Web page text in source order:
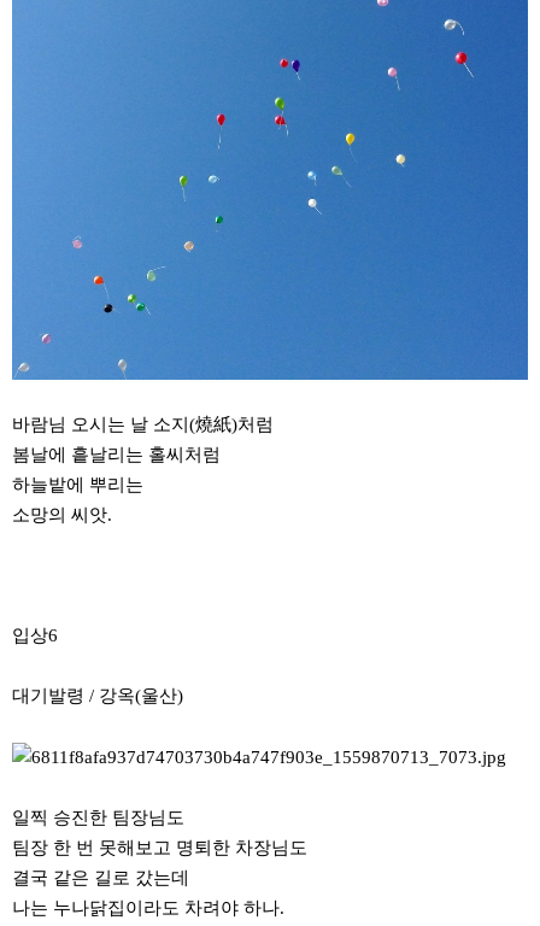
바람님 오시는 날 소지(燒紙)처럼
봄날에 흩날리는 홀씨처럼
하늘밭에 뿌리는
소망의 씨앗.
입상6
대기발령 / 강옥(울산)
일찍 승진한 팀장님도
팀장 한 번 못해보고 명퇴한 차장님도
결국 같은 길로 갔는데
나는 누나닭집이라도 차려야 하나.